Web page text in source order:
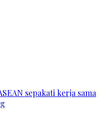
sepakati kerja sama